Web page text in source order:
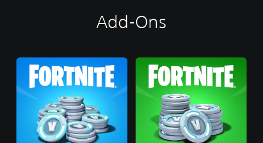
Add-Ons